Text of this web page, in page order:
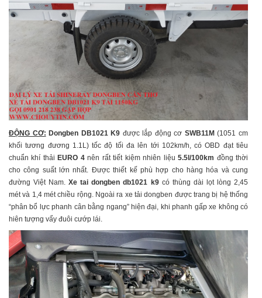
ĐỘNG CƠ: Dongben DB1021 K9 được lắp động cơ SWB11M (1051 cm
khối tương đương 1.1L) tốc độ tối đa lên tới 102km/h, có OBD đạt tiêu
chuẩn khí thải EURO 4nên rất tiết kiệm nhiên liệu5.5l/100km đồng thời
cho công suất lớn nhất. Được thiết kế phù hợp cho hàng hóa và cung
đường Việt Nam.Xe tai dongben db1021 k9có thùng dài lọt lòng 2,45
mét và 1,4 mét chiều rộng. Ngoài ra xe tải dongben được trang bị hệ thống
“phân bổ lực phanh cân bằng ngang” hiện đại, khi phanh gấp xe không có
hiên tượng vẩy đuôi cướp lái.